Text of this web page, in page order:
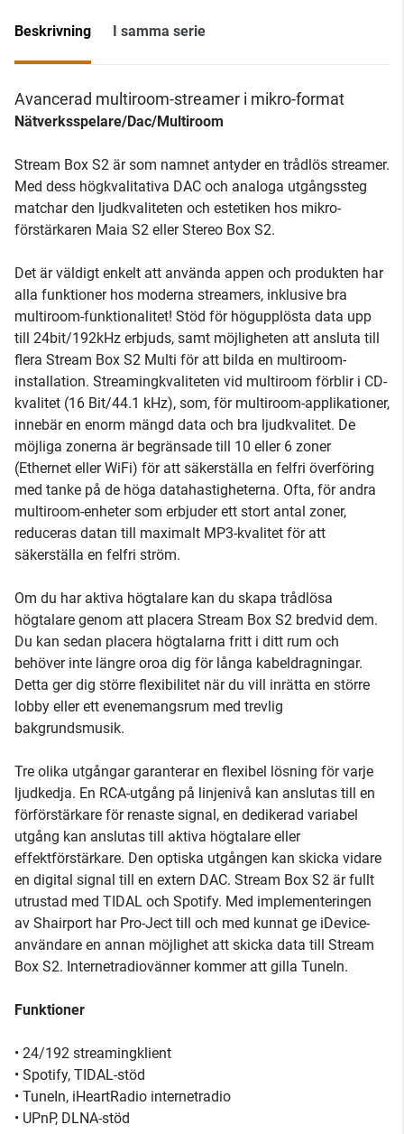
Beskrivning I samma serie
Avancerad multiroom-streamer i mikro-format
Nätverksspelare/Dac/Multiroom
Stream Box S2 är som namnet antyder en trådlös streamer.
Med dess högkvalitativa DAC och analoga utgångssteg
matchar den ljudkvaliteten och estetiken hos mikro-
förstärkaren Maia S2 eller Stereo Box S2.
Det är väldigt enkelt att använda appen och produkten har
alla funktioner hos moderna streamers, inklusive bra
multiroom-funktionalitet! Stöd för högupplösta data upp
till 24bit/192kHz erbjuds, samt möjligheten att ansluta till
flera Stream Box S2 Multi för att bilda en multiroom-
installation. Streamingkvaliteten vid multiroom förblir i CD-
kvalitet (16 Bit/44.1 kHz), som, för multiroom-applikationer,
innebär en enorm mängd data och bra ljudkvalitet. De
möjliga zonerna är begränsade till 10 eller 6 zoner
(Ethernet eller WiFi) för att säkerställa en felfri överföring
med tanke på de höga datahastigheterna. Ofta, för andra
multiroom-enheter som erbjuder ett stort antal zoner,
reduceras datan till maximalt MP3-kvalitet för att
säkerställa en felfri ström.
Om du har aktiva högtalare kan du skapa trådlösa
högtalare genom att placera Stream Box S2 bredvid dem.
Du kan sedan placera högtalarna fritt i ditt rum och
behöver inte längre oroa dig för långa kabeldragningar.
Detta ger dig större flexibilitet när du vill inrätta en större
lobby eller ett evenemangsrum med trevlig
bakgrundsmusik.
Tre olika utgångar garanterar en flexibel lösning för varje
ljudkedja. En RCA-utgång på linjenivå kan anslutas till en
förförstärkare för renaste signal, en dedikerad variabel
utgång kan anslutas till aktiva högtalare eller
effektförstärkare. Den optiska utgången kan skicka vidare
en digital signal till en extern DAC. Stream Box S2 är fullt
utrustad med TIDAL och Spotify. Med implementeringen
av Shairport har Pro-Ject till och med kunnat ge iDevice-
användare en annan möjlighet att skicka data till Stream
Box S2. Internetradiovänner kommer att gilla TuneIn.
Funktioner
• 24/192 streamingklient
• Spotify, TIDAL-stöd
• TuneIn, iHeartRadio internetradio
• UPnP, DLNA-stöd